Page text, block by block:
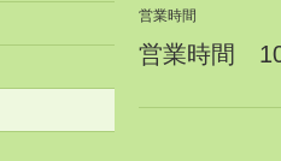
営業時間
営業時間